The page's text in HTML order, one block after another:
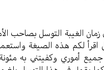
الغيبة التوسل بصاحب
لكم هذه الصيغة
أموري وكفيتني به